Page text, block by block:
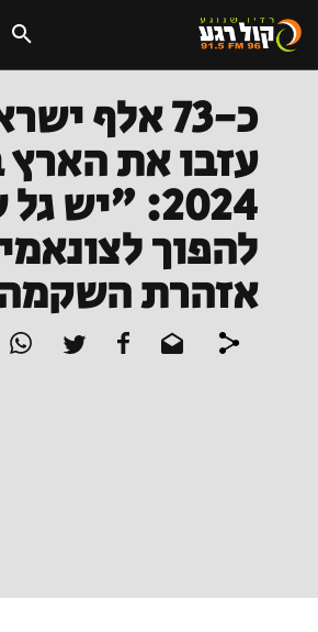
כ-73 אלף
עזבו את
2024: "יש
להפוך
אזהרת